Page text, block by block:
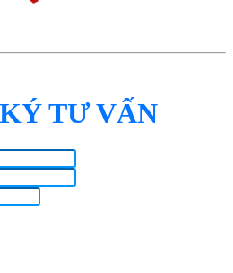
TƯ VẤN